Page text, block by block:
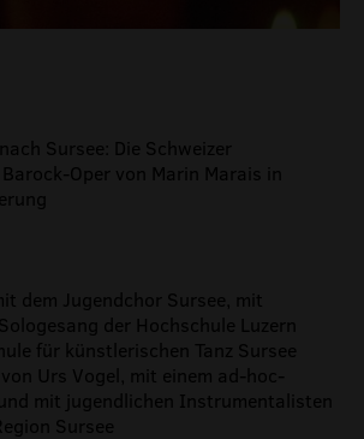
Sursee: Die Schweizer
Oper von Marin Marais in
dem Jugendchor Sursee, mit
der Hochschule Luzern
für künstlerischen Tanz Sursee
Urs Vogel, mit einem ad-hoc-
mit jugendlichen Instrumentalisten
Sursee